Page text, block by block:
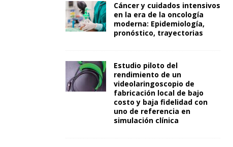
Cáncer y cuidados intensivos
en la era de la oncología
moderna: Epidemiología,
pronóstico, trayectorias
Estudio piloto del
rendimiento de un
videolaringoscopio de
fabricación local de bajo
costo y baja fidelidad con
uno de referencia en
simulación clínica